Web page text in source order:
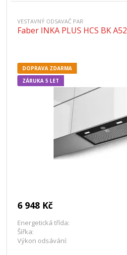
VESTAVNÝ ODSAVAČ PAR
Faber INKA PLUS HCS BK A52
DOPRAVA ZDARMA
ZÁRUKA 5 LET
6 948 Kč
Energetická třída:
Šířka:
Výkon odsávání: